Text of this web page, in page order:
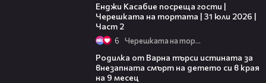
Енджи Касабие посреща гости |
Черешката на тортата | 31 юли 2026 |
Част 2
6 Черешката на тортата
Родилка от Варна търси истината за
внезапната смърт на детето си в края
на 9 месец